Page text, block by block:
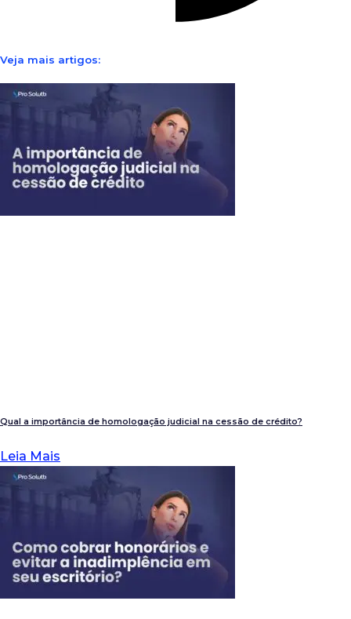
Veja mais artigos:
Qual a importância de homologação judicial na cessão de crédito?
Leia Mais